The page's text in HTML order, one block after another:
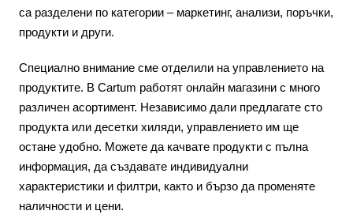
са разделени по категории – маркетинг, анализи, поръчки,
продукти и други.
Специално внимание сме отделили на управлението на
продуктите. В Cartum работят онлайн магазини с много
различен асортимент. Независимо дали предлагате сто
продукта или десетки хиляди, управлението им ще
остане удобно. Можете да качвате продукти с пълна
информация, да създавате индивидуални
характеристики и филтри, както и бързо да променяте
наличности и цени.